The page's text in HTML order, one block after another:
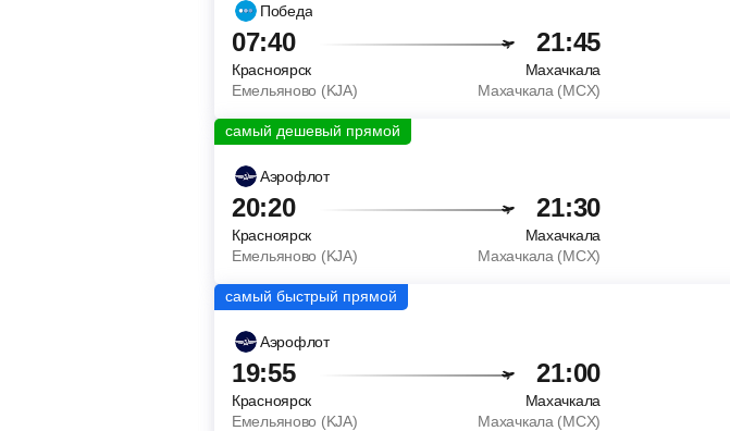
Победа
07:40 21:45
Красноярск
Махачкала
Емельяново (KJA)
Махачкала (MCX)
Аэрофлот
20:20 21:30
Красноярск
Махачкала
Емельяново (KJA)
Махачкала (MCX)
Аэрофлот
19:55 21:00
Красноярск
Махачкала
Емельяново (KJA)
Махачкала (MCX)